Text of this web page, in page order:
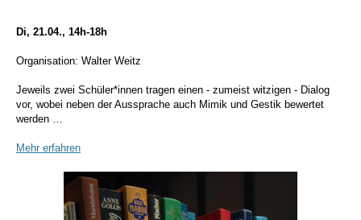
Di, 21.04., 14h-18h
Organisation: Walter Weitz
Jeweils zwei Schüler*innen tragen einen - zumeist witzigen - Dialog
vor, wobei neben der Aussprache auch Mimik und Gestik bewertet
werden …
Mehr erfahren